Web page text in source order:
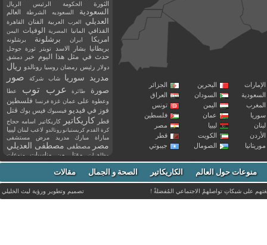
البحرين
الجزائر
السودان
العراق
اليمن
تونس
عمان
فلسطين
ليبيا
مصر
الكويت
قطر
الصومال جيبوتي
الثورة الحكومة الرئيس الريال
السعودية السعوديه الشرطة العالم
العديلي العرب العربية الفنان القاهرة
القذافي المانيا المصرية الوفيات اليمن
امريكا ايران برشلونة برشلونه
بريطانيا بشار الاسد تويتر ثورة جوجل
حدث في مثل هذا اليوم خبر دمشق
دولار رئيس رمضان روسيا رونالدو ريال
مدريد
سوريا شاب شركة صور
صورة طائرة عرب توب
عطا
وعطوة على عمان غزة فرنسا فلسطين
فوز في فيديو فيسبوك فيس بوك قتل
قطر كاريكاتير كاريكاتير اسامه حجاج
كرة القدم كريستيانو رونالدو لاعب لبنان ليبيا
مباراة مبارك مدريد مرض مستشفى
مصر مصطفى مصطفى العديلي
مظاهرات مقتل من مناسبات
منوعات
مواليد
موت ميسي ميلان نادي نشر
وفاة وفيات يوتيوب منوعات حول العالم الكاريكاتير الصحة و الجمال مقالات
على شبكاتِ تواصلهمْ الاجتماعي المُفضلةْ ! تصميم وتطوير ورؤيةليث الخليلي